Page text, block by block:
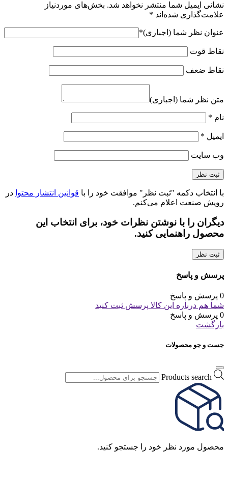
نشانی ایمیل شما منتشر نخواهد شد. بخش‌های موردنیاز
علامت‌گذاری شده‌اند *
عنوان نظر شما (اجباری)*
نقاط قوت
نقاط ضعف
متن نظر شما (اجباری)
نام *
ایمیل *
وب‌ سایت
با انتخاب دکمه "ثبت نظر" موافقت خود را با قوانین انتشار محتوا در
رویش صنعت اعلام می‌کنم.
دیگران را با نوشتن نظرات خود، برای انتخاب این
محصول راهنمایی کنید.
ثبت نظر
پرسش و پاسخ
0 پرسش و پاسخ
شما هم درباره این کالا پرسش ثبت کنید
0 پرسش و پاسخ
بازگشت
جست و جو محصولات
Products search
محصول مورد نظر خود را جستجو کنید.